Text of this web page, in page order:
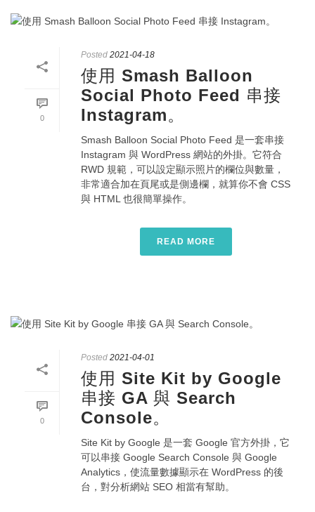
0
Posted 2021-04-18
使用 Smash Balloon
Social Photo Feed 串接
Instagram。
Smash Balloon Social Photo Feed 是一套串接
Instagram 與 WordPress 網站的外掛。它符合
RWD 規範，可以設定顯示照片的欄位與數量，
非常適合加在頁尾或是側邊欄，就算你不會 CSS
與 HTML 也很簡單操作。
READ MORE
0
Posted 2021-04-01
使用 Site Kit by Google
串接 GA 與 Search
Console。
Site Kit by Google 是一套 Google 官方外掛，它
可以串接 Google Search Console 與 Google
Analytics，使流量數據顯示在 WordPress 的後
台，對分析網站 SEO 相當有幫助。